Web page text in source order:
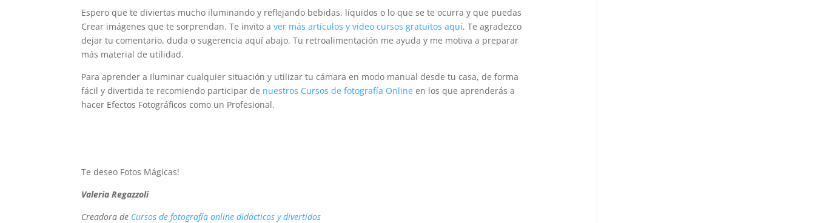
Espero que te diviertas mucho iluminando y reflejando bebidas, líquidos o lo que se te ocurra y que puedas
Crear imágenes que te sorprendan. Te invito aver más artículos y video cursos gratuitos aquí. Te agradezco
dejar tu comentario, duda o sugerencia aquí abajo. Tu retroalimentación me ayuda y me motiva a preparar
más material de utilidad.
Para aprender a Iluminar cualquier situación y utilizar tu cámara en modo manual desde tu casa, de forma
fácil y divertida te recomiendo participar de nuestros Cursos de fotografía Online en los que aprenderás a
hacer Efectos Fotográficos como un Profesional.
Te deseo Fotos Mágicas!
Valeria Regazzoli
Creadora de Cursos de fotografía online didácticos y divertidos